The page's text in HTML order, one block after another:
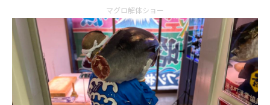
マグロ解体ショー